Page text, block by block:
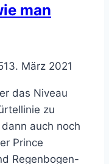
man
13. März 2021
das Niveau
zu
auch noch
Prince
Regenbogen-